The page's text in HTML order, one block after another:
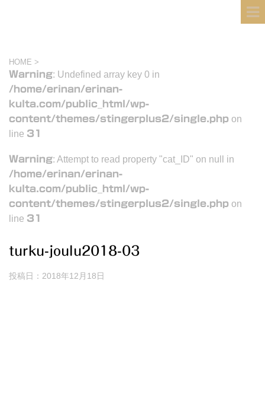
HOME >
Warning: Undefined array key 0 in
/home/erinan/erinan-
kulta.com/public_html/wp-
content/themes/stingerplus2/single.php on
line 31
Warning: Attempt to read property "cat_ID" on null in
/home/erinan/erinan-
kulta.com/public_html/wp-
content/themes/stingerplus2/single.php on
line 31
turku-joulu2018-03
投稿日： 2018年12月18日